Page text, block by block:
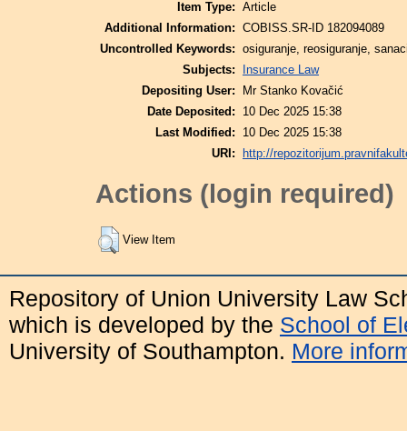
Item Type: Article
Additional Information: COBISS.SR-ID 182094089
Uncontrolled Keywords: osiguranje, reosiguranje,
Subjects:
Insurance Law
Depositing User:
Mr Stanko Kovačić
Date Deposited:
10 Dec 2025 15:38
Last Modified:
10 Dec 2025 15:38
URI:
http://
Actions (login required)
View Item
Repository of Union University Law
which is developed by the School of
University of Southampton. More